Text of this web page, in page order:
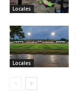
Locales
Locales